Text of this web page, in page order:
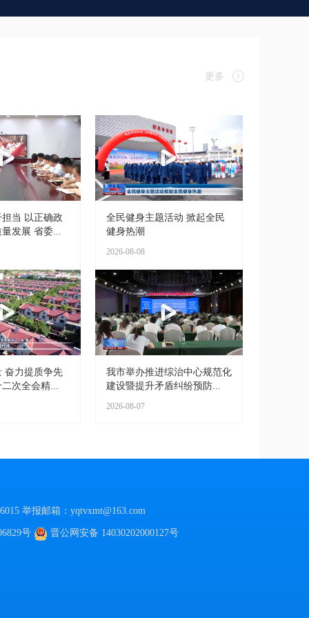
更多
当 以正确政
发展 省委...
全民健身主题活动 掀起全民
健身热潮
2026-08-08
奋力提质争先
次全会精...
我市举办推进综治中心规范化
建设暨提升矛盾纠纷预防...
2026-08-07
举报邮箱：yqtvxmt@163.com
号 晋公网安备 14030202000127号